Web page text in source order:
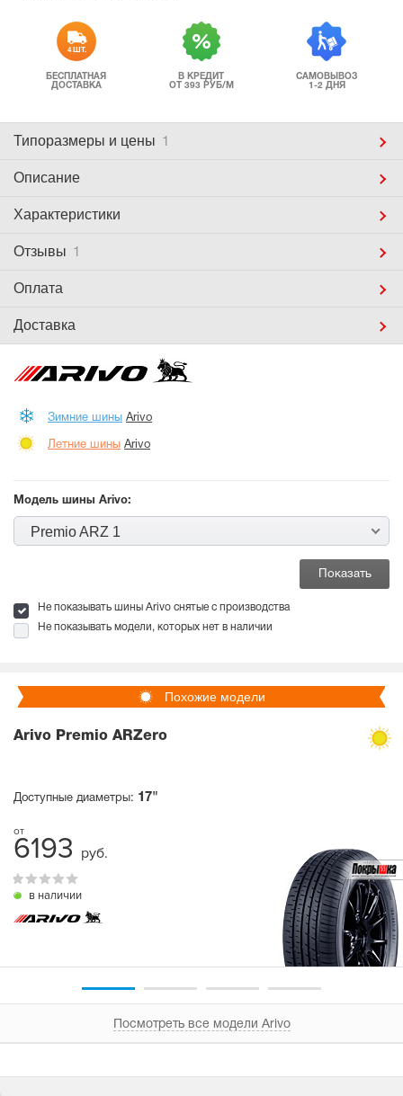
4 ШТ.
БЕСПЛАТНАЯ
ДОСТАВКА
В КРЕДИТ
ОТ 393 РУБ/М
САМОВЫВОЗ
1-2 ДНЯ
Типоразмеры и цены 1
Описание
Характеристики
Отзывы 1
Оплата
Доставка
Зимние шины Arivo
Летние шины Arivo
Модель шины Arivo:
Premio ARZ 1
Не показывать шины Arivo снятые с производства
Не показывать модели, которых нет в наличии
Похожие модели
Arivo Premio ARZero
Доступные диаметры: 17"
6193 руб.
в наличии
Посмотреть все модели Arivo